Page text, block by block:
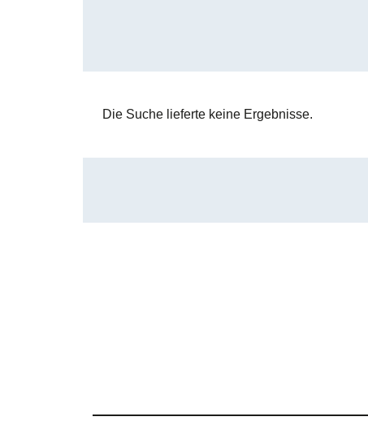
Die Suche lieferte keine Ergebnisse.